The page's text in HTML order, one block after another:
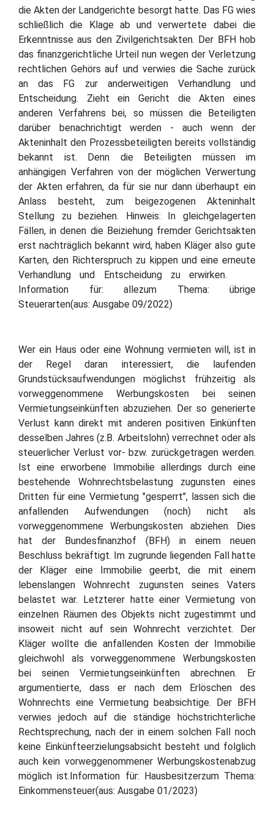
die Akten der Landgerichte besorgt hatte. Das FG wies
schließlich die Klage ab und verwertete dabei die
Erkenntnisse aus den Zivilgerichtsakten. Der BFH hob
das finanzgerichtliche Urteil nun wegen der Verletzung
rechtlichen Gehörs auf und verwies die Sache zurück
an das FG zur anderweitigen Verhandlung und
Entscheidung. Zieht ein Gericht die Akten eines
anderen Verfahrens bei, so müssen die Beteiligten
darüber benachrichtigt werden - auch wenn der
Akteninhalt den Prozessbeteiligten bereits vollständig
bekannt ist. Denn die Beteiligten müssen im
anhängigen Verfahren von der möglichen Verwertung
der Akten erfahren, da für sie nur dann überhaupt ein
Anlass besteht, zum beigezogenen Akteninhalt
Stellung zu beziehen. Hinweis: In gleichgelagerten
Fällen, in denen die Beiziehung fremder Gerichtsakten
erst nachträglich bekannt wird, haben Kläger also gute
Karten, den Richterspruch zu kippen und eine erneute
Verhandlung und Entscheidung zu erwirken.
Information für: allezum Thema: übrige
Steuerarten(aus: Ausgabe 09/2022)
Wer ein Haus oder eine Wohnung vermieten will, ist in
der Regel daran interessiert, die laufenden
Grundstücksaufwendungen möglichst frühzeitig als
vorweggenommene Werbungskosten bei seinen
Vermietungseinkünften abzuziehen. Der so generierte
Verlust kann direkt mit anderen positiven Einkünften
desselben Jahres (z.B. Arbeitslohn) verrechnet oder als
steuerlicher Verlust vor- bzw. zurückgetragen werden.
Ist eine erworbene Immobilie allerdings durch eine
bestehende Wohnrechtsbelastung zugunsten eines
Dritten für eine Vermietung "gesperrt", lassen sich die
anfallenden Aufwendungen (noch) nicht als
vorweggenommene Werbungskosten abziehen. Dies
hat der Bundesfinanzhof (BFH) in einem neuen
Beschluss bekräftigt. Im zugrunde liegenden Fall hatte
der Kläger eine Immobilie geerbt, die mit einem
lebenslangen Wohnrecht zugunsten seines Vaters
belastet war. Letzterer hatte einer Vermietung von
einzelnen Räumen des Objekts nicht zugestimmt und
insoweit nicht auf sein Wohnrecht verzichtet. Der
Kläger wollte die anfallenden Kosten der Immobilie
gleichwohl als vorweggenommene Werbungskosten
bei seinen Vermietungseinkünften abrechnen. Er
argumentierte, dass er nach dem Erlöschen des
Wohnrechts eine Vermietung beabsichtige. Der BFH
verwies jedoch auf die ständige höchstrichterliche
Rechtsprechung, nach der in einem solchen Fall noch
keine Einkünfteerzielungsabsicht besteht und folglich
auch kein vorweggenommener Werbungskostenabzug
möglich ist.Information für: Hausbesitzerzum Thema:
Einkommensteuer(aus: Ausgabe 01/2023)